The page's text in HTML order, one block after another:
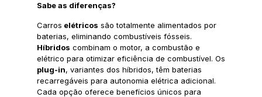
Sabe as diferenças?
Carros elétricos são totalmente alimentados por
baterias, eliminando combustíveis fósseis.
Híbridos combinam o motor, a combustão e
elétrico para otimizar eficiência de combustível. Os
plug-in, variantes dos híbridos, têm baterias
recarregáveis para autonomia elétrica adicional.
Cada opção oferece benefícios únicos para